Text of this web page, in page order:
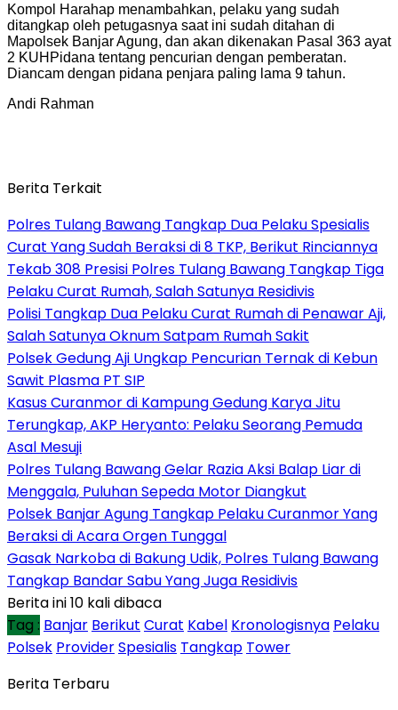
Kompol Harahap menambahkan, pelaku yang sudah
ditangkap oleh petugasnya saat ini sudah ditahan di
Mapolsek Banjar Agung, dan akan dikenakan Pasal 363 ayat
2 KUHPidana tentang pencurian dengan pemberatan.
Diancam dengan pidana penjara paling lama 9 tahun.
Andi Rahman
Berita Terkait
Polres Tulang Bawang Tangkap Dua Pelaku Spesialis
Curat Yang Sudah Beraksi di 8 TKP, Berikut Rinciannya
Tekab 308 Presisi Polres Tulang Bawang Tangkap Tiga
Pelaku Curat Rumah, Salah Satunya Residivis
Polisi Tangkap Dua Pelaku Curat Rumah di Penawar Aji,
Salah Satunya Oknum Satpam Rumah Sakit
Polsek Gedung Aji Ungkap Pencurian Ternak di Kebun
Sawit Plasma PT SIP
Kasus Curanmor di Kampung Gedung Karya Jitu
Terungkap, AKP Heryanto: Pelaku Seorang Pemuda
Asal Mesuji
Polres Tulang Bawang Gelar Razia Aksi Balap Liar di
Menggala, Puluhan Sepeda Motor Diangkut
Polsek Banjar Agung Tangkap Pelaku Curanmor Yang
Beraksi di Acara Orgen Tunggal
Gasak Narkoba di Bakung Udik, Polres Tulang Bawang
Tangkap Bandar Sabu Yang Juga Residivis
Berita ini 10 kali dibaca
Tag : Banjar Berikut Curat Kabel Kronologisnya Pelaku
Polsek ProviderSpesialis Tangkap Tower
Berita Terbaru